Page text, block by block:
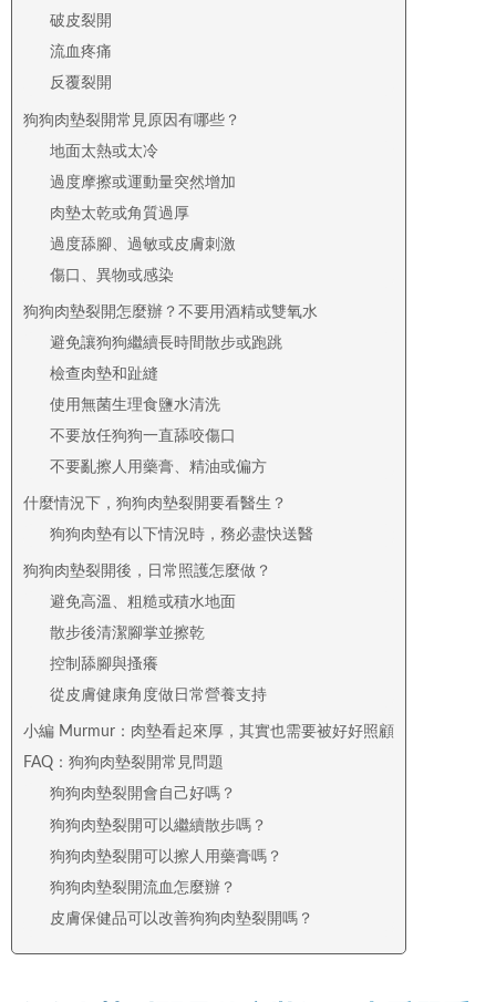
破皮裂開
流血疼痛
反覆裂開
狗狗肉墊裂開常見原因有哪些？
地面太熱或太冷
過度摩擦或運動量突然增加
肉墊太乾或角質過厚
過度舔腳、過敏或皮膚刺激
傷口、異物或感染
狗狗肉墊裂開怎麼辦？不要用酒精或雙氧水
避免讓狗狗繼續長時間散步或跑跳
檢查肉墊和趾縫
使用無菌生理食鹽水清洗
不要放任狗狗一直舔咬傷口
不要亂擦人用藥膏、精油或偏方
什麼情況下，狗狗肉墊裂開要看醫生？
狗狗肉墊有以下情況時，務必盡快送醫
狗狗肉墊裂開後，日常照護怎麼做？
避免高溫、粗糙或積水地面
散步後清潔腳掌並擦乾
控制舔腳與搔癢
從皮膚健康角度做日常營養支持
小編 Murmur：肉墊看起來厚，其實也需要被好好照顧
FAQ：狗狗肉墊裂開常見問題
狗狗肉墊裂開會自己好嗎？
狗狗肉墊裂開可以繼續散步嗎？
狗狗肉墊裂開可以擦人用藥膏嗎？
狗狗肉墊裂開流血怎麼辦？
皮膚保健品可以改善狗狗肉墊裂開嗎？